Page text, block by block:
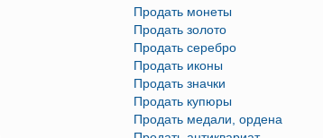
Продать монеты
Продать золото
Продать серебро
Продать иконы
Продать значки
Продать купюры
Продать медали, ордена